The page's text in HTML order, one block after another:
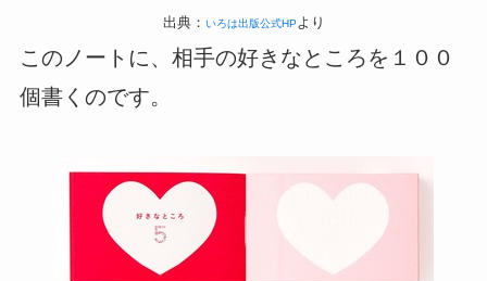
出典： いろは出版公式HP より
このノートに、相手の好きなところを１００
個書くのです。